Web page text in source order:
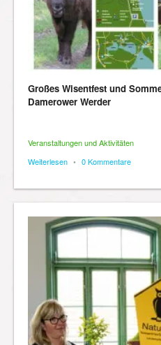
Großes Wisentfest und
Damerower Werder
Veranstaltungen und Aktivitäten
Weiterlesen • 0 Kommentare